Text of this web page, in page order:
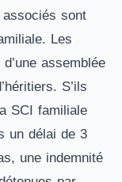
associés sont
Les
assemblée
S’ils
SCI familiale
un délai de 3
une indemnité